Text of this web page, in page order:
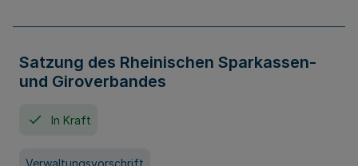
Satzung des Rheinischen Sparkassen-
und Giroverbandes
In Kraft
Verwaltungsvorschrift